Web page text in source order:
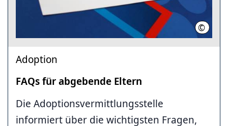
©
Adoption
FAQs für abgebende Eltern
Die Adoptionsvermittlungsstelle
informiert über die wichtigsten Fragen,